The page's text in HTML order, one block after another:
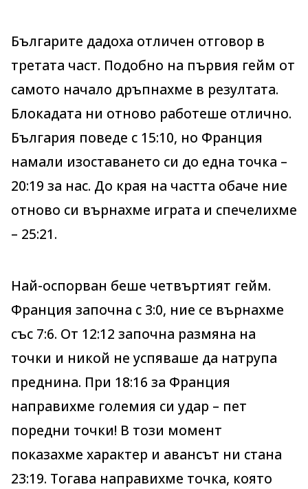
Българите дадоха отличен отговор в
третата част. Подобно на първия гейм от
самото начало дръпнахме в резултата.
Блокадата ни отново работеше отлично.
България поведе с 15:10, но Франция
намали изоставането си до една точка –
20:19 за нас. До края на частта обаче ние
отново си върнахме играта и спечелихме
– 25:21.
Най-оспорван беше четвъртият гейм.
Франция започна с 3:0, ние се върнахме
със 7:6. От 12:12 започна размяна на
точки и никой не успяваше да натрупа
преднина. При 18:16 за Франция
направихме големия си удар – пет
поредни точки! В този момент
показахме характер и авансът ни стана
23:19. Тогава направихме точка, която